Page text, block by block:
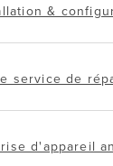
&
service de
d'appareil